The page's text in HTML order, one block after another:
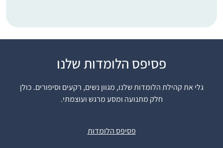
פסיפס הלומדות שלנו
גלי את קהילת הלומדות שלנו, מגוון נשים, רקעים וסיפורים. כולן
חלק מתנועה ומסע מרגש ועוצמתי.
פסיפס הלומדות
שהתחילו מסכת כתובות,
לפני 7 שנים, במסגרת
קבוצת לימוד שהתפרקה
די מהר, ומשם המשכתי
נעזרתי בגמרת שטיינזלץ
רחל גולדשטיין